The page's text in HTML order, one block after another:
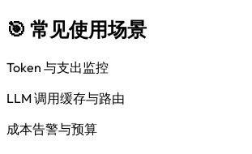
🎯 常见使用场景
Token 与支出监控
LLM 调用缓存与路由
成本告警与预算